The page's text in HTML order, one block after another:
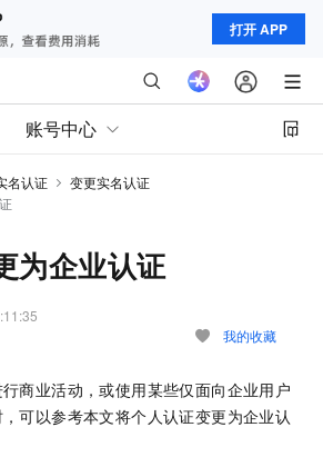
打开 APP
账号中心
名认证
变更实名认证
为企业认证
我的收藏
商业活动，或使用某些仅面向企业用户
可以参考本文将个人认证变更为企业认